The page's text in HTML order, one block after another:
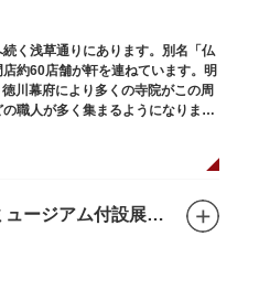
く浅草通りにあります。別名「仏
約60店舗が軒を連ねています。明
川幕府により多くの寺院がこの周
職人が多く集まるようになりまし
したまちミュージアム付設展示場（旧吉田屋酒店）